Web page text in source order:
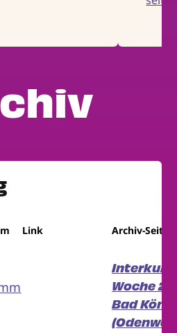
Link Archiv-Seite
Woche
Bad